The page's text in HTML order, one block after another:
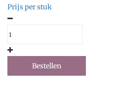
Prijs per stuk
Bestellen